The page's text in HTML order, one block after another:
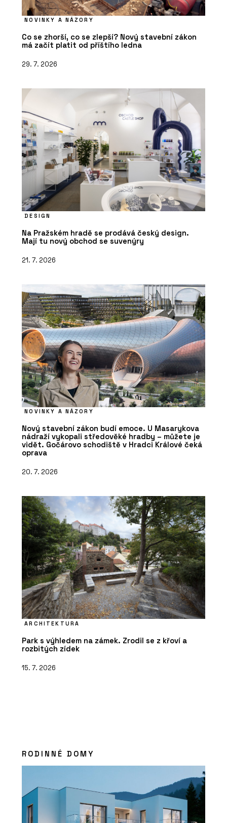
NOVINKY A NÁZORY
Co se zhorší, co se zlepší? Nový stavební zákon
má začít platit od příštího ledna
29. 7. 2026
DESIGN
Na Pražském hradě se prodává český design.
Mají tu nový obchod se suvenýry
21. 7. 2026
NOVINKY A NÁZORY
Nový stavební zákon budí emoce. U Masarykova
nádraží vykopali středověké hradby – můžete je
vidět. Gočárovo schodiště v Hradci Králové čeká
oprava
20. 7. 2026
ARCHITEKTURA
Park s výhledem na zámek. Zrodil se z křoví a
rozbitých zídek
15. 7. 2026
RODINNÉ DOMY